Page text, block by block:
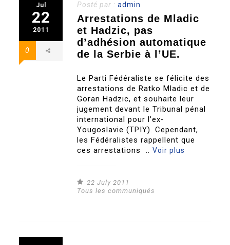
Jul
22
2011
0
Posté par :admin
Arrestations de Mladic
et Hadzic, pas
d’adhésion automatique
de la Serbie à l’UE.
Le Parti Fédéraliste se félicite des
arrestations de Ratko Mladic et de
Goran Hadzic, et souhaite leur
jugement devant le Tribunal pénal
international pour l’ex-
Yougoslavie (TPIY). Cependant,
les Fédéralistes rappellent que
ces arrestations ..Voir plus
22 July 2011
Tous les communiqués